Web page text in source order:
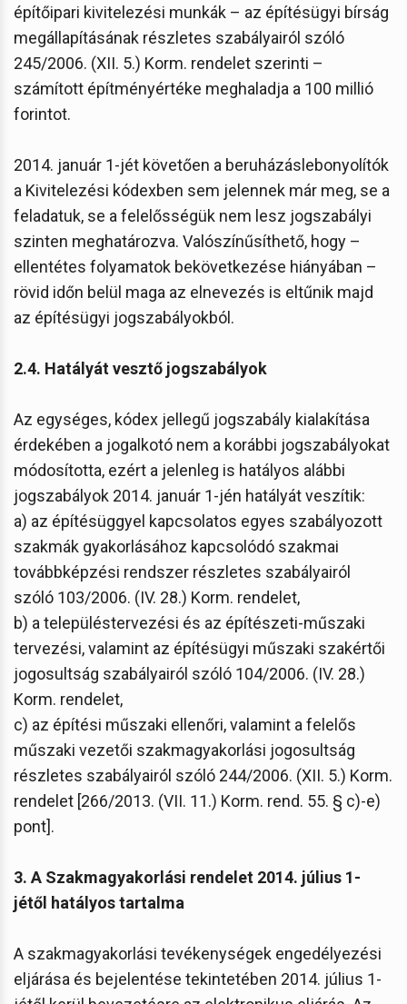
építőipari kivitelezési munkák – az építésügyi bírság
megállapításának részletes szabályairól szóló
245/2006. (XII. 5.) Korm. rendelet szerinti –
számított építményértéke meghaladja a 100 millió
forintot.
2014. január 1-jét követően a beruházáslebonyolítók
a Kivitelezési kódexben sem jelennek már meg, se a
feladatuk, se a felelősségük nem lesz jogszabályi
szinten meghatározva. Valószínűsíthető, hogy –
ellentétes folyamatok bekövetkezése hiányában –
rövid időn belül maga az elnevezés is eltűnik majd
az építésügyi jogszabályokból.
2.4. Hatályát vesztő jogszabályok
Az egységes, kódex jellegű jogszabály kialakítása
érdekében a jogalkotó nem a korábbi jogszabályokat
módosította, ezért a jelenleg is hatályos alábbi
jogszabályok 2014. január 1-jén hatályát veszítik:
a) az építésüggyel kapcsolatos egyes szabályozott
szakmák gyakorlásához kapcsolódó szakmai
továbbképzési rendszer részletes szabályairól
szóló 103/2006. (IV. 28.) Korm. rendelet,
b) a településtervezési és az építészeti-műszaki
tervezési, valamint az építésügyi műszaki szakértői
jogosultság szabályairól szóló 104/2006. (IV. 28.)
Korm. rendelet,
c) az építési műszaki ellenőri, valamint a felelős
műszaki vezetői szakmagyakorlási jogosultság
részletes szabályairól szóló 244/2006. (XII. 5.) Korm.
rendelet [266/2013. (VII. 11.) Korm. rend. 55. § c)-e)
pont].
3. A Szakmagyakorlási rendelet 2014. július 1-
jétől hatályos tartalma
A szakmagyakorlási tevékenységek engedélyezési
eljárása és bejelentése tekintetében 2014. július 1-